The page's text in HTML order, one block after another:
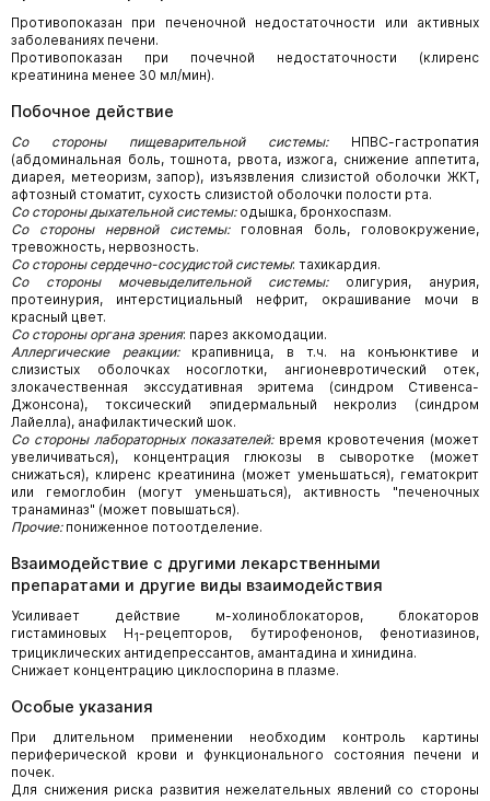
Противопоказан при печеночной недостаточности или активных
заболеваниях печени.
Противопоказан при почечной недостаточности (клиренс
креатинина менее 30 мл/мин).
Побочное действие
Со стороны пищеварительной системы: НПВС-гастропатия
(абдоминальная боль, тошнота, рвота, изжога, снижение аппетита,
диарея, метеоризм, запор), изъязвления слизистой оболочки ЖКТ,
афтозный стоматит, сухость слизистой оболочки полости рта.
Со стороны дыхательной системы: одышка, бронхоспазм.
Со стороны нервной системы: головная боль, головокружение,
тревожность, нервозность.
Со стороны сердечно-сосудистой системы: тахикардия.
Со стороны мочевыделительной системы: олигурия, анурия,
протеинурия, интерстициальный нефрит, окрашивание мочи в
красный цвет.
Со стороны органа зрения: парез аккомодации.
Аллергические реакции:крапивница, в т.ч. на конъюнктиве и
слизистых оболочках носоглотки, ангионевротический отек,
злокачественная экссудативная эритема (синдром Стивенса-
Джонсона), токсический эпидермальный некролиз (синдром
Лайелла), анафилактический шок.
Со стороны лабораторных показателей: время кровотечения (может
увеличиваться), концентрация глюкозы в сыворотке (может
снижаться), клиренс креатинина (может уменьшаться), гематокрит
или гемоглобин (могут уменьшаться), активность "печеночных
транаминаз" (может повышаться).
Прочие:пониженное потоотделение.
Взаимодействие с другими лекарственными
препаратами и другие виды взаимодействия
Усиливает действие м-холиноблокаторов, блокаторов
гистаминовых H1-рецепторов, бутирофенонов, фенотиазинов,
трициклических антидепрессантов, амантадина и хинидина.
Снижает концентрацию циклоспорина в плазме.
Особые указания
При длительном применении необходим контроль картины
периферической крови и функционального состояния печени и
почек.
Для снижения риска развития нежелательных явлений со стороны